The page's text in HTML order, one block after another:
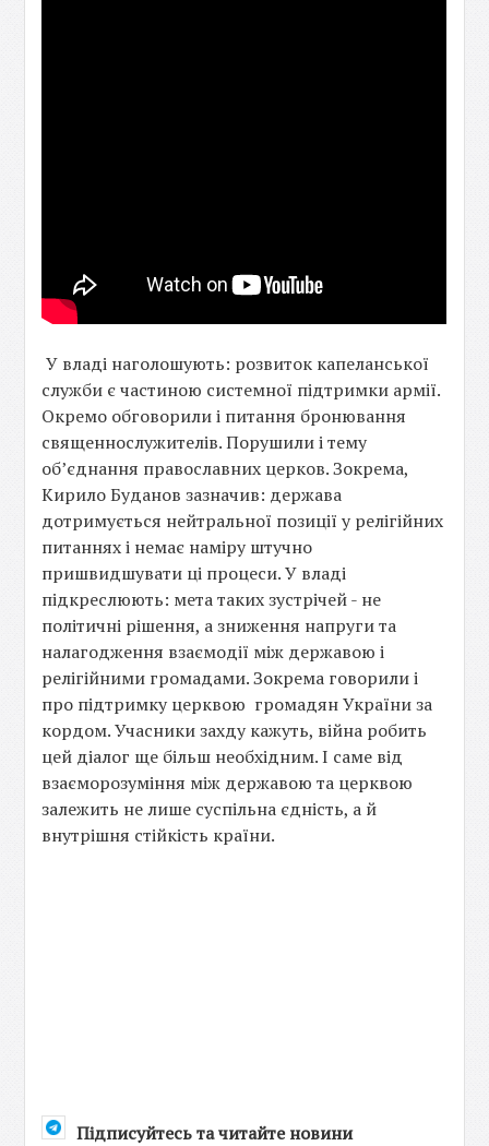
У владі наголошують: розвиток капеланської
служби є частиною системної підтримки армії.
Окремо обговорили і питання бронювання
священнослужителів. Порушили і тему
об’єднання православних церков. Зокрема,
Кирило Буданов зазначив: держава
дотримується нейтральної позиції у релігійних
питаннях і немає наміру штучно
пришвидшувати ці процеси. У владі
підкреслюють: мета таких зустрічей - не
політичні рішення, а зниження напруги та
налагодження взаємодії між державою і
релігійними громадами. Зокрема говорили і
про підтримку церквою громадян України за
кордом. Учасники захду кажуть, війна робить
цей діалог ще більш необхідним. І саме від
взаєморозуміння між державою та церквою
залежить не лише суспільна єдність, а й
внутрішня стійкість країни.
Підписуйтесь та читайте новини